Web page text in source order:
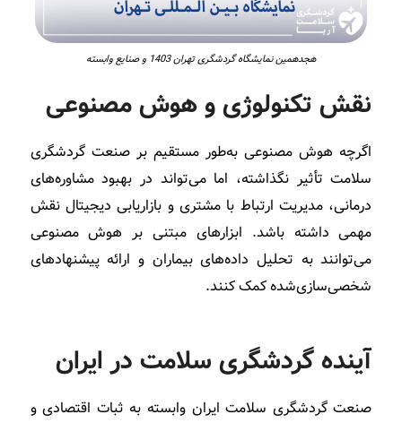
هجدهمین نمایشگاه گردشگری تهران 1403 و صنایع وابسته
نقش تکنولوژی و هوش مصنوعی
اگرچه هوش مصنوعی به‌طور مستقیم بر صنعت گردشگری
سلامت تأثیر نگذاشته، اما می‌تواند در بهبود مشاوره‌های
درمانی، مدیریت ارتباط با مشتری و بازاریابی دیجیتال نقش
مهمی داشته باشد. ابزارهای مبتنی بر هوش مصنوعی
می‌توانند به تحلیل داده‌های بیماران و ارائه پیشنهادهای
شخصی‌سازی‌شده کمک کنند.
آینده گردشگری سلامت در ایران
صنعت گردشگری سلامت ایران وابسته به ثبات اقتصادی و